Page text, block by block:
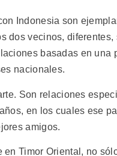
Indonesia son
dos vecinos,
basadas en
nacionales.
Son relaciones
en los cuales ese
amigos.
en Timor Oriental, no